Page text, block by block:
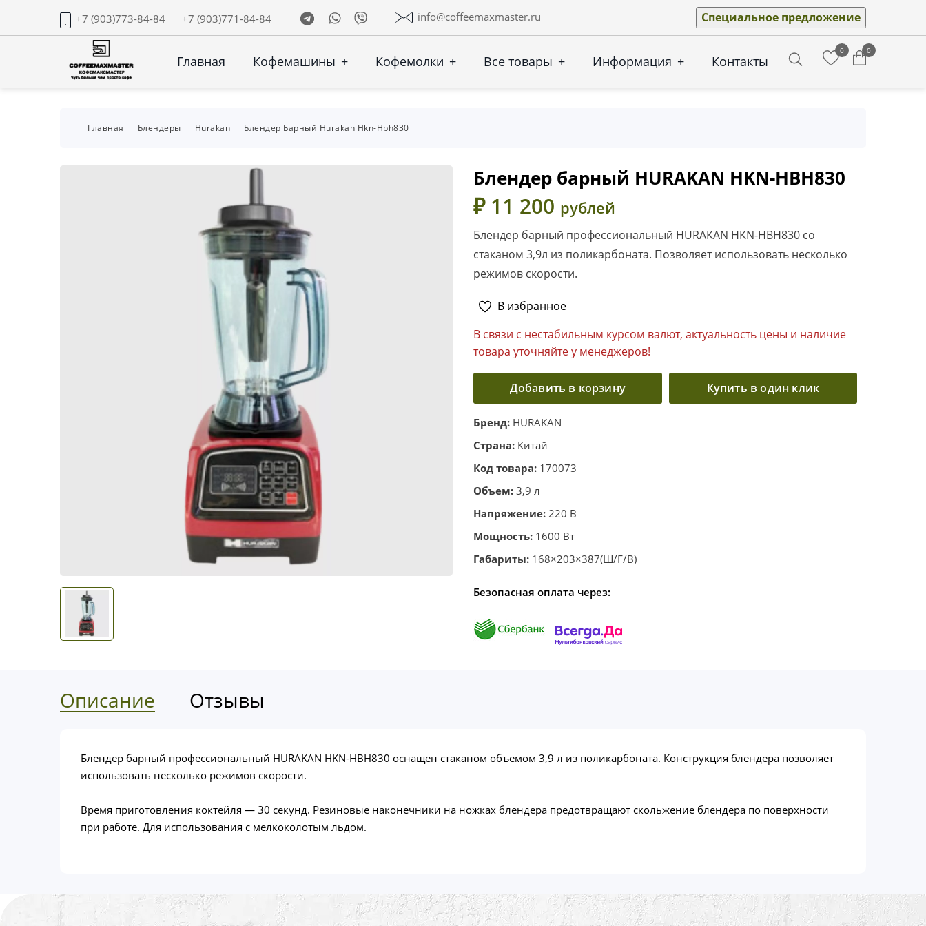
+7 (903)773-84-84 +7 (903)771-84-84 TelegramWhatsapp
Viber info@coffeemaxmaster.ru Специальное предложение
Главная Кофемашины + Кофемолки + Все товары + Информация + Контакты
0 0
Главная Блендеры Hurakan Блендер Барный Hurakan Hkn-Hbh830
Блендер барный HURAKAN HKN-HBH830
₽ 11 200 рублей
Блендер барный профессиональный HURAKAN HKN-HBH830 со
стаканом 3,9л из поликарбоната. Позволяет использовать несколько
режимов скорости.
В избранное
В связи с нестабильным курсом валют, актуальность цены и наличие
товара уточняйте у менеджеров!
Добавить в корзину Купить в один клик
Бренд: HURAKAN
Страна: Китай
Код товара: 170073
Объем: 3,9 л
Напряжение: 220 В
Мощность: 1600 Вт
Габариты: 168×203×387(Ш/Г/В)
Безопасная оплата через:
Описание Отзывы
Блендер барный профессиональный HURAKAN HKN-HBH830 оснащен стаканом объемом 3,9 л из поликарбоната. Конструкция блендера позволяет
использовать несколько режимов скорости.
Время приготовления коктейля ― 30 секунд. Резиновые наконечники на ножках блендера предотвращают скольжение блендера по поверхности
при работе. Для использования с мелкоколотым льдом.